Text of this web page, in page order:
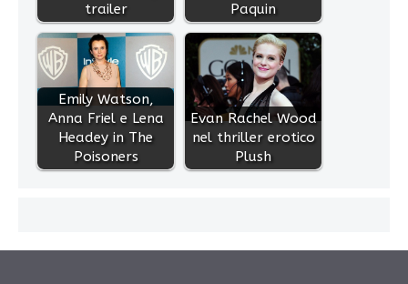
trailer
Paquin
Emily Watson,
Anna Friel e Lena
Headey in The
Poisoners
Evan Rachel Wood
nel thriller erotico
Plush